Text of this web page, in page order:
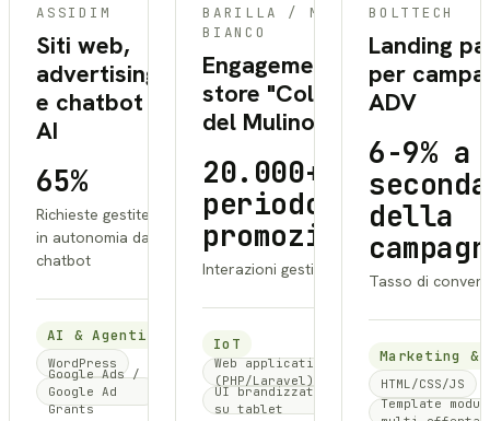
ASSIDIM
Siti web,
advertising
e chatbot
AI
65%
Richieste gestite
in autonomia dal
chatbot
AI & Agenti
WordPress
Google Ads /
Google Ad
Grants
BARILLA
BIANCO
BARILLA / MULINO
BIANCO
Engagement in-
store "Colazione
del Mulino"
20.000+ nel
periodo
promozionale
Interazioni gestite
IoT
Web application
(PHP/Laravel)
UI brandizzata per uso
su tablet
BOLTTECH
BOLTTECH
Landing
per
ADV
6-9% a
seconda
della
Tasso di
Marketing &
HTML/CSS/JS
Template